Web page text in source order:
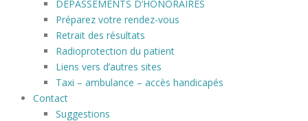
DÉPASSEMENTS D’HONORAIRES
Préparez votre rendez-vous
Retrait des résultats
Radioprotection du patient
Liens vers d’autres sites
Taxi – ambulance – accès handicapés
Contact
Suggestions